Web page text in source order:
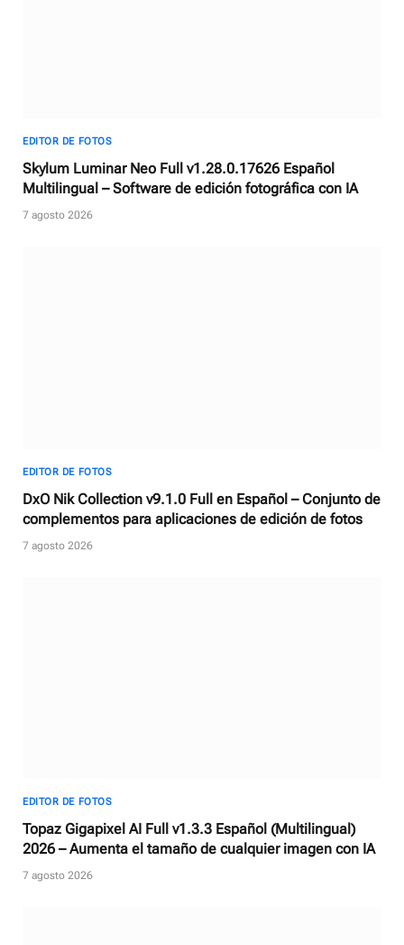
EDITOR DE FOTOS
Skylum Luminar Neo Full v1.28.0.17626 Español
Multilingual – Software de edición fotográfica con IA
7 agosto 2026
EDITOR DE FOTOS
DxO Nik Collection v9.1.0 Full en Español – Conjunto de
complementos para aplicaciones de edición de fotos
7 agosto 2026
EDITOR DE FOTOS
Topaz Gigapixel AI Full v1.3.3 Español (Multilingual)
2026 – Aumenta el tamaño de cualquier imagen con IA
7 agosto 2026